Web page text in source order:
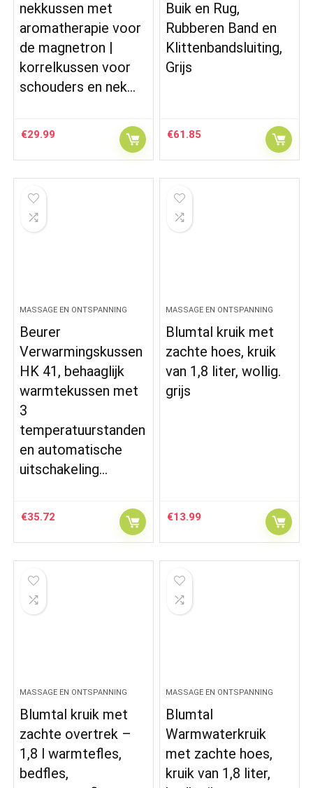
nekkussen met
aromatherapie voor
de magnetron |
korrelkussen voor
schouders en nek…
€29.99
Buik en Rug,
Rubberen Band en
Klittenbandsluiting,
Grijs
€61.85
MASSAGE EN ONTSPANNING
Beurer
Verwarmingskussen
HK 41, behaaglijk
warmtekussen met
3
temperatuurstanden
en automatische
uitschakeling…
€35.72
MASSAGE EN ONTSPANNING
Blumtal kruik met
zachte hoes, kruik
van 1,8 liter, wollig.
grijs
€13.99
MASSAGE EN ONTSPANNING
Blumtal kruik met
zachte overtrek –
1,8 l warmtefles,
bedfles,
MASSAGE EN ONTSPANNING
Blumtal
Warmwaterkruik
met zachte hoes,
kruik van 1,8 liter,